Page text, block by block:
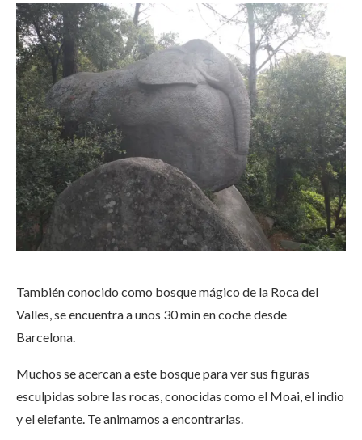
También conocido como bosque mágico de la Roca del
Valles, se encuentra a unos 30 min en coche desde
Barcelona.
Muchos se acercan a este bosque para ver sus figuras
esculpidas sobre las rocas, conocidas como el Moai, el indio
y el elefante. Te animamos a encontrarlas.